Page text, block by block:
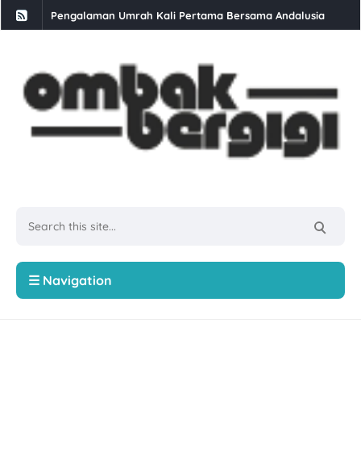
Pengalaman Umrah Kali Pertama Bersama Andalusia
Buffet Selera Ramadan Di GoodHope Hotel Skudai
Berbuka Puasa Set Iftar Ramadan di Restoran Bara
Kali Kedua Dapat Job Konten 4 Angka
Singgah Beli Roti Kaya Junus Teluk Intan
Ayam Brand Terus Komitmen Malaysia Lebih Sihat Kempen
Sawi: 5 Jenis Dan Cara Untuk Menanamnya
☰ Navigation